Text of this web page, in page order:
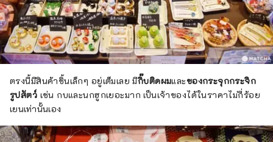
ตรงนี้มีสินค้าชิ้นเล็กๆ อยู่เต็มเลย มีกิ๊บติดผมและของกระจุกกระจิก
รูปสัตว์ เช่น กบและนกฮูกเยอะมาก เป็นเจ้าของได้ในราคาไม่กี่ร้อย
เยนเท่านั้นเอง